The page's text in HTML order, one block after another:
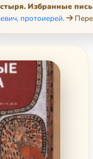
Избранные
протоиерей.